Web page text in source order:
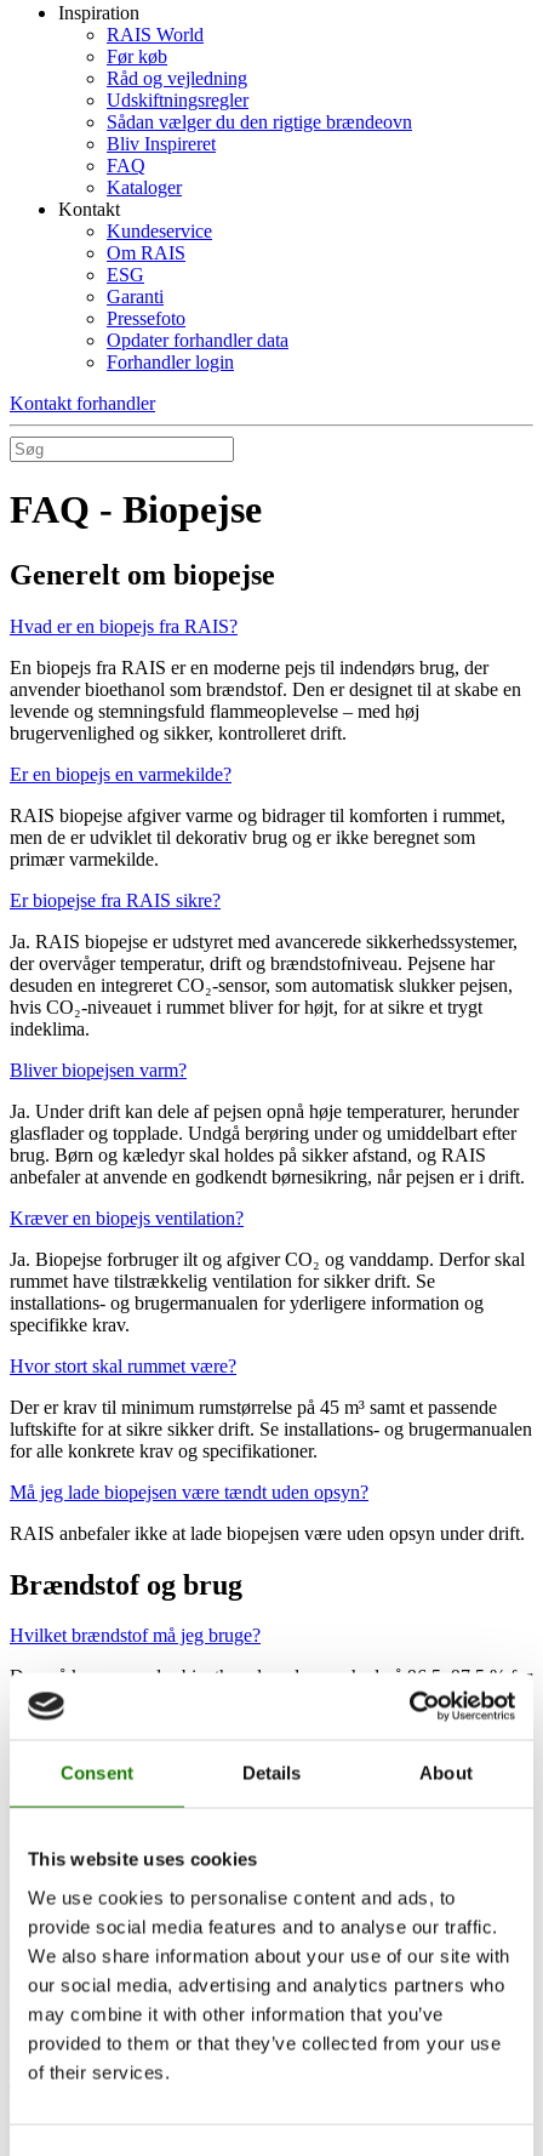
Consent Details About
This website uses cookies
We use cookies to personalise content and ads, to
provide social media features and to analyse our traffic.
We also share information about your use of our site with
our social media, advertising and analytics partners who
may combine it with other information that you’ve
provided to them or that they’ve collected from your use
of their services.
Inspiration
RAIS World
Før køb
Råd og vejledning
Udskiftningsregler
Sådan vælger du den rigtige brændeovn
Bliv Inspireret
FAQ
Kataloger
Kontakt
Kundeservice
Om RAIS
ESG
Garanti
Pressefoto
Opdater forhandler data
Forhandler login
Kontakt forhandler
FAQ - Biopejse
Generelt om biopejse
Hvad er en biopejs fra RAIS?
En biopejs fra RAIS er en moderne pejs til indendørs brug, der
anvender bioethanol som brændstof. Den er designet til at skabe en
levende og stemningsfuld flammeoplevelse – med høj
brugervenlighed og sikker, kontrolleret drift.
Er en biopejs en varmekilde?
RAIS biopejse afgiver varme og bidrager til komforten i rummet,
men de er udviklet til dekorativ brug og er ikke beregnet som
primær varmekilde.
Er biopejse fra RAIS sikre?
Ja. RAIS biopejse er udstyret med avancerede sikkerhedssystemer,
der overvåger temperatur, drift og brændstofniveau. Pejsene har
desuden en integreret CO₂-sensor, som automatisk slukker pejsen,
hvis CO₂-niveauet i rummet bliver for højt, for at sikre et trygt
indeklima.
Bliver biopejsen varm?
Ja. Under drift kan dele af pejsen opnå høje temperaturer, herunder
glasflader og topplade. Undgå berøring under og umiddelbart efter
brug. Børn og kæledyr skal holdes på sikker afstand, og RAIS
anbefaler at anvende en godkendt børnesikring, når pejsen er i drift.
Kræver en biopejs ventilation?
Ja. Biopejse forbruger ilt og afgiver CO₂ og vanddamp. Derfor skal
rummet have tilstrækkelig ventilation for sikker drift. Se
installations- og brugermanualen for yderligere information og
specifikke krav.
Hvor stort skal rummet være?
Der er krav til minimum rumstørrelse på 45 m³ samt et passende
luftskifte for at sikre sikker drift. Se installations- og brugermanualen
for alle konkrete krav og specifikationer.
Må jeg lade biopejsen være tændt uden opsyn?
RAIS anbefaler ikke at lade biopejsen være uden opsyn under drift.
Brændstof og brug
Hvilket brændstof må jeg bruge?
Der må kun anvendes bioethanol med en renhed på 96,5–97,5 % for
at sikre korrekt og sikker drift.
Må jeg tilsætte duft eller andre væsker?
Nej. RAIS anbefaler udelukkende brug af ren bioethanol uden
garantien.
Læs mere om efterskifteordningen
Hvordan tænder jeg biopejsen?
Pejsen startes via det integrerede betjeningspanel. Når opstarten er
igangsat, kan du nemt styre flammen via fjernbetjening eller app.
Systemet håndterer automatisk forvarmning af bioethanolen og
sikrer en stabil og kontrolleret opstart.
Læs mere om efterskifteordningen
Hvor lang tid tager opstart?